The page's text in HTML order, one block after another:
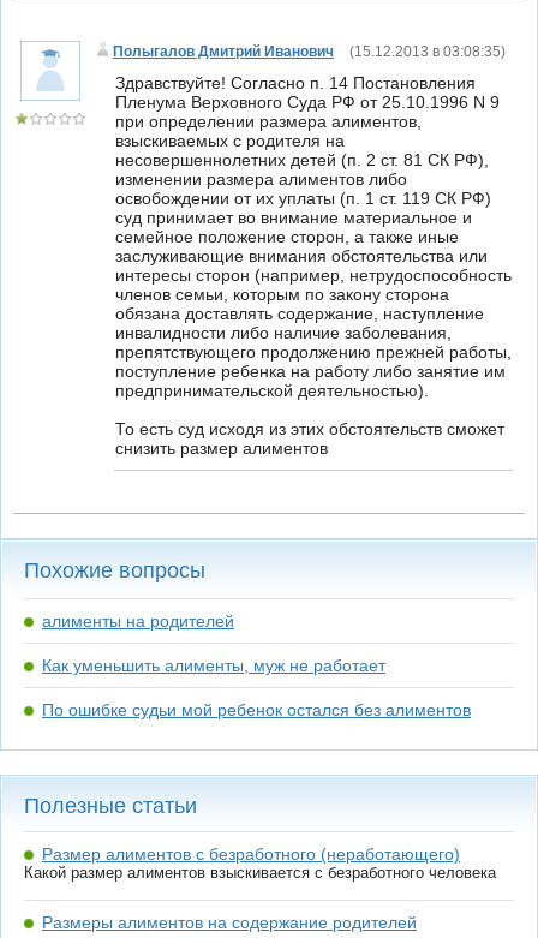
Полыгалов Дмитрий Иванович (15.12.2013 в 03:08:35)
Здравствуйте! Согласно п. 14 Постановления
Пленума Верховного Суда РФ от 25.10.1996 N 9
при определении размера алиментов,
взыскиваемых с родителя на
несовершеннолетних детей (п. 2 ст. 81 СК РФ),
изменении размера алиментов либо
освобождении от их уплаты (п. 1 ст. 119 СК РФ)
суд принимает во внимание материальное и
семейное положение сторон, а также иные
заслуживающие внимания обстоятельства или
интересы сторон (например, нетрудоспособность
членов семьи, которым по закону сторона
обязана доставлять содержание, наступление
инвалидности либо наличие заболевания,
препятствующего продолжению прежней работы,
поступление ребенка на работу либо занятие им
предпринимательской деятельностью).
То есть суд исходя из этих обстоятельств сможет
снизить размер алиментов
Похожие вопросы
алименты на родителей
Как уменьшить алименты, муж не работает
По ошибке судьи мой ребенок остался без алиментов
Полезные статьи
Размер алиментов с безработного (неработающего)
Какой размер алиментов взыскивается с безработного человека
Размеры алиментов на содержание родителей